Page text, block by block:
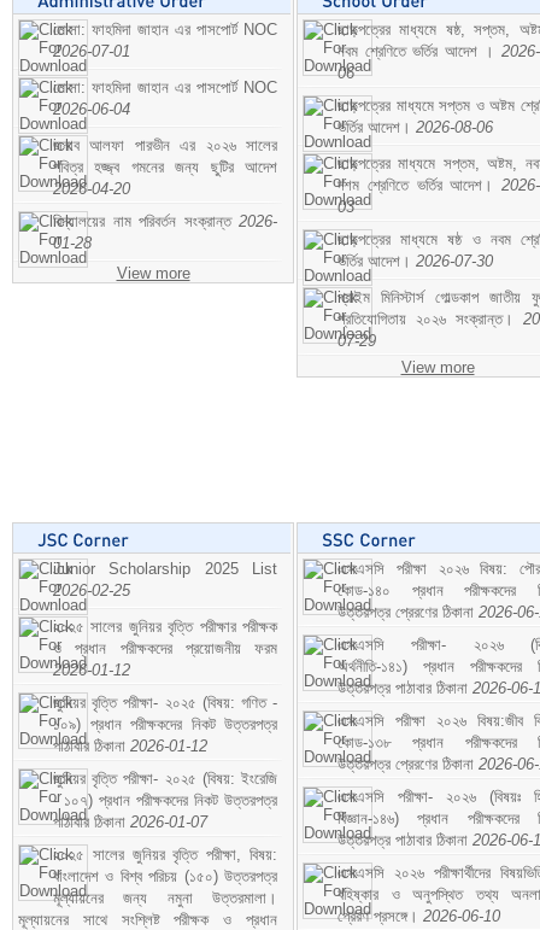
মোসা: ফাহমিদা জাহান এর পাসপোর্ট NOC
2026-07-01
মোসা: ফাহমিদা জাহান এর পাসপোর্ট NOC
2026-06-04
জনাব আলফা পারভীন এর ২০২৬ সালের
পবিত্র হজ্জ্ব গমনের জন্য ছুটির আদেশ
2026-04-20
বিদ্যালয়ের নাম পরিবর্তন সংক্রান্ত 2026-
01-28
View more
ছাড়পত্রের মাধ্যমে ষষ্ঠ, সপ্তম,
নবম শ্রেণিতে ভর্তির আদেশ ।
06
ছাড়পত্রের মাধ্যমে সপ্তম ও অষ্টম
ভর্তির আদেশ। 2026-08-06
ছাড়পত্রের মাধ্যমে সপ্তম, অষ্টম,
দশম শ্রেণিতে ভর্তির আদেশ।
03
ছাড়পত্রের মাধ্যমে ষষ্ঠ ও নবম
ভর্তির আদেশ। 2026-07-30
প্রাইম মিনিস্টার্স গোল্ডকাপ জাতীয়
প্রতিযোগিতায় ২০২৬ সংক্রান্ত।
07-29
View more
Junior Scholarship 2025 List
2026-02-25
২০২৫ সালের জুনিয়র বৃত্তি পরীক্ষার পরীক্ষক
ও প্রধান পরীক্ষকদের প্রয়োজনীয় ফরম
2026-01-12
জুনিয়র বৃত্তি পরীক্ষা- ২০২৫ (বিষয়: গণিত -
১০৯) প্রধান পরীক্ষকদের নিকট উত্তরপত্র
পাঠাবার ঠিকানা 2026-01-12
জুনিয়র বৃত্তি পরীক্ষা- ২০২৫ (বিষয়: ইংরেজি
- ১০৭) প্রধান পরীক্ষকদের নিকট উত্তরপত্র
পাঠাবার ঠিকানা 2026-01-07
২০২৫ সালের জুনিয়র বৃত্তি পরীক্ষা, বিষয়:
বাংলাদেশ ও বিশ্ব পরিচয় (১৫০) উত্তরপত্র
মূল্যায়নের জন্য নমুনা উত্তরমালা।
মূল্যায়নের সাথে সংশ্লিষ্ট পরীক্ষক ও প্রধান
এসএসসি পরীক্ষা ২০২৬ বিষয়:
কোড-১৪০ প্রধান পরীক্ষকদের
উত্তরপত্র প্রেরণের ঠিকানা 2026-
এসএসসি পরীক্ষা- ২০২৬
অর্থনীতি-১৪১) প্রধান পরীক্ষকদের
উত্তরপত্র পাঠাবার ঠিকানা 2026-06-
এসএসসি পরীক্ষা ২০২৬ বিষয়:জীব
কোড-১৩৮ প্রধান পরীক্ষকদের
উত্তরপত্র প্রেরণের ঠিকানা 2026-
এসএসসি পরীক্ষা- ২০২৬ (বিষয়ঃ
বিজ্ঞান-১৪৬) প্রধান পরীক্ষকদের
উত্তরপত্র পাঠাবার ঠিকানা 2026-06-
এসএসসি ২০২৬ পরীক্ষার্থীদের
বহিষ্কার ও অনুপস্থিত তথ্য
প্রেরণ প্রসঙ্গে। 2026-06-10